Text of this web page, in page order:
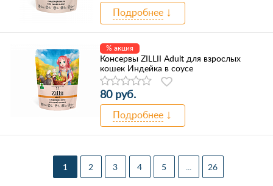
Подробнее
% акция
Консервы ZILLII Adult для взрослых
кошек Индейка в соусе
80 руб.
Подробнее
1 2 3 4 5 ... 26